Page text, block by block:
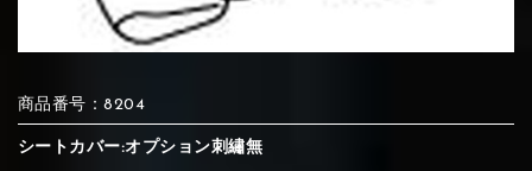
⑩White ⑪Black ⑫Ivory
⑦Blue
⑦Blue ⑧Orange
④Beige
④Beige
商品番号：8204
シートカバー:オプション刺繡無